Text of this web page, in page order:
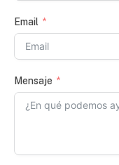
Email
Mensaje